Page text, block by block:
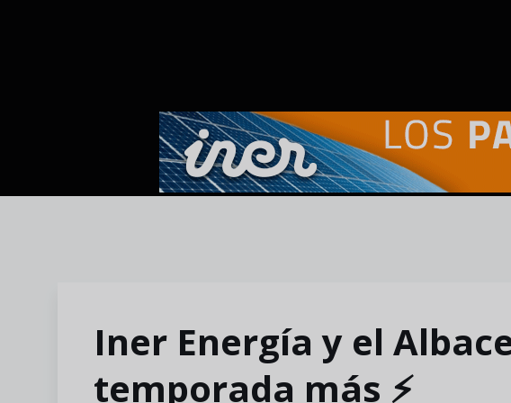
Skip to main content
Iner Energía y el
temporada más ⚡️